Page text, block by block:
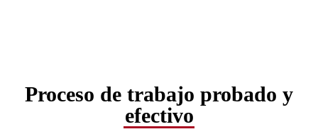
Proceso de trabajo probado y
efectivo